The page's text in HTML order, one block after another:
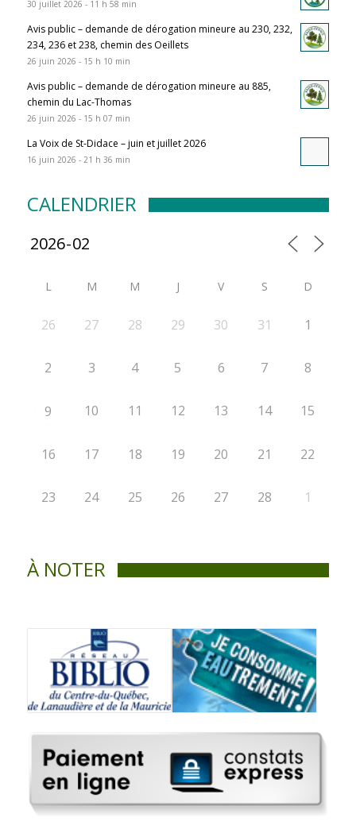
30 juillet 2026 - 11 h 58 min
Avis public – demande de dérogation mineure au 230, 232,
234, 236 et 238, chemin des Oeillets
26 juin 2026 - 15 h 10 min
Avis public – demande de dérogation mineure au 885,
chemin du Lac-Thomas
26 juin 2026 - 15 h 07 min
La Voix de St-Didace – juin et juillet 2026
16 juin 2026 - 21 h 36 min
CALENDRIER
L M M J V S D
26 27 28 29 30 31 1
2 3 4 5 6 7 8
9 10 11 12 13 14 15
16 17 18 19 20 21 22
23 24 25 26 27 28 1
À NOTER